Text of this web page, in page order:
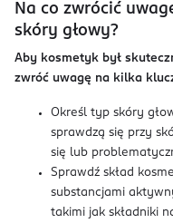
Na co zwrócić
skóry głowy?
Aby kosmetyk był
zwróć uwagę na kilka
Określ typ skóry
sprawdzą się przy
się lub
Sprawdź skład
substancjami
takimi jak składniki